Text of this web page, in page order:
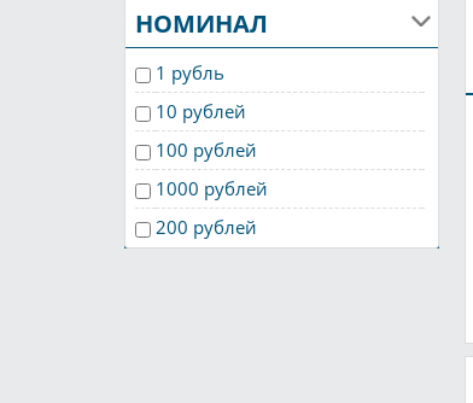
НОМИНАЛ
1 рубль
10 рублей
100 рублей
1000 рублей
200 рублей